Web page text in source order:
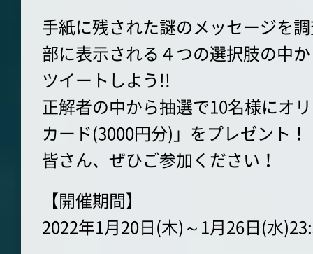
手紙に残された謎のメッセージを
部に表示される４つの選択肢の中
ツイートしよう!!
正解者の中から抽選で10名様にオ
カード(3000円分)」をプレゼント！
皆さん、ぜひご参加ください！
【開催期間】
2022年1月20日(木)～1月26日(水